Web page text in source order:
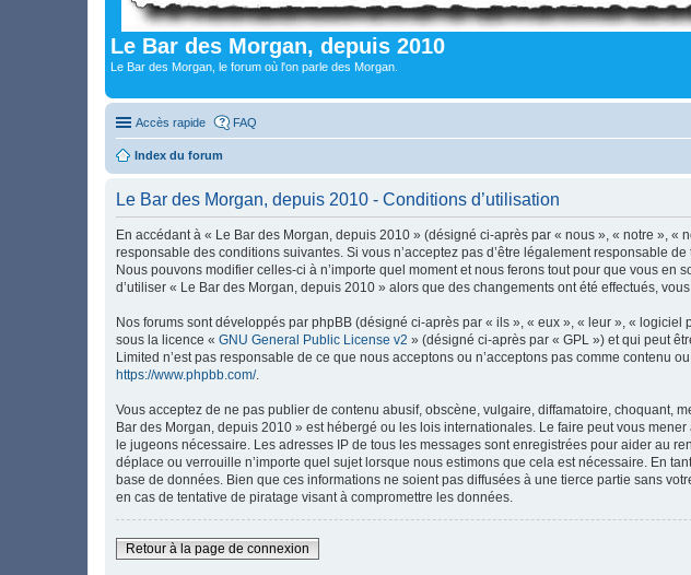
Le Bar des Morgan, depuis 2010
Le Bar des Morgan, le forum où l'on parle des Morgan.
Accès rapide FAQ
Index du forum
Le Bar des Morgan, depuis 2010 - Conditions d’utilisation
En accédant à « Le Bar des Morgan, depuis 2010 » (désigné ci-après par « nous », « notre »,
responsable des conditions suivantes. Si vous n’acceptez pas d’être légalement responsable
Nous pouvons modifier celles-ci à n’importe quel moment et nous ferons tout pour que vous
d’utiliser « Le Bar des Morgan, depuis 2010 » alors que des changements ont été effectués,
Nos forums sont développés par phpBB (désigné ci-après par « ils », « eux », « leur », «
sous la licence « GNU General Public License v2 » (désigné ci-après par « GPL ») et qui peut
Limited n’est pas responsable de ce que nous acceptons ou n’acceptons pas comme
https://www.phpbb.com/.
Vous acceptez de ne pas publier de contenu abusif, obscène, vulgaire, diffamatoire, choquant,
Bar des Morgan, depuis 2010 » est hébergé ou les lois internationales. Le faire peut vous
le jugeons nécessaire. Les adresses IP de tous les messages sont enregistrées pour aider au
déplace ou verrouille n’importe quel sujet lorsque nous estimons que cela est nécessaire. En
base de données. Bien que ces informations ne soient pas diffusées à une tierce partie sans
en cas de tentative de piratage visant à compromettre les données.
Retour à la page de connexion